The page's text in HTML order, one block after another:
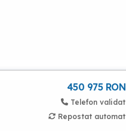
450 975 RON
Telefon validat
Repostat automat